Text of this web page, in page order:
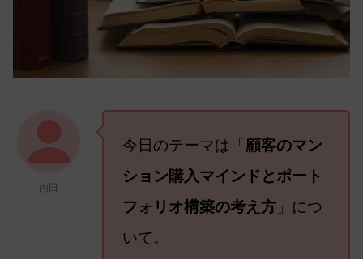
内田
今日のテーマは「 顧客のマン
ション購入マインドとポート
フォリオ構築の考え方」につ
いて。